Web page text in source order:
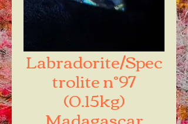
Labradorite/Spec
trolite n°97
(0.15kg)